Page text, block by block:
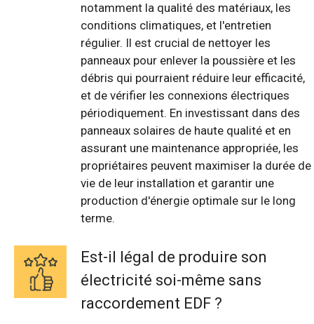
notamment la qualité des matériaux, les
conditions climatiques, et l'entretien
régulier. Il est crucial de nettoyer les
panneaux pour enlever la poussière et les
débris qui pourraient réduire leur efficacité,
et de vérifier les connexions électriques
périodiquement. En investissant dans des
panneaux solaires de haute qualité et en
assurant une maintenance appropriée, les
propriétaires peuvent maximiser la durée de
vie de leur installation et garantir une
production d'énergie optimale sur le long
terme.
Est-il légal de produire son
électricité soi-même sans
raccordement EDF ?